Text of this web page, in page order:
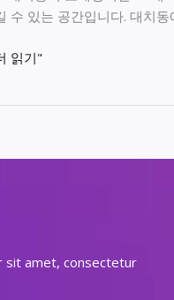
수 있는 공간입니다. 대치
읽기"
sit amet, consectetur